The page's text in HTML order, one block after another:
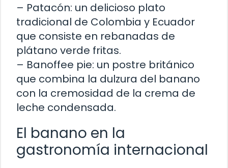
– Patacón: un delicioso plato
tradicional de Colombia y Ecuador
que consiste en rebanadas de
plátano verde fritas.
– Banoffee pie: un postre británico
que combina la dulzura del banano
con la cremosidad de la crema de
leche condensada.
El banano en la
gastronomía internacional